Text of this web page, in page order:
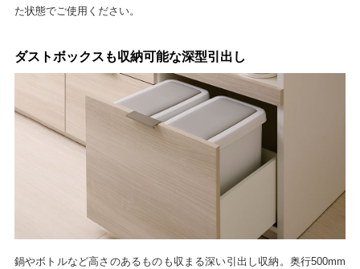
た状態でご使用ください。
ダストボックスも収納可能な深型引出し
鍋やボトルなど高さのあるものも収まる深い引出し収納。奥行500mm